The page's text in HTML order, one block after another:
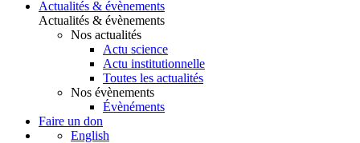
Actualités & évènements
Actualités & évènements
Nos actualités
Actu science
Actu institutionnelle
Toutes les actualités
Nos évènements
Évènéments
Faire un don
English